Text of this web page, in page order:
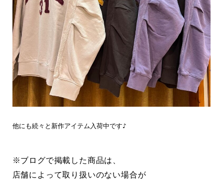
他にも続々と新作アイテム入荷中です♪
※ブログで掲載した商品は、
店舗によって取り扱いのない場合が